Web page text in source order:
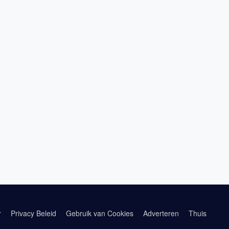
Privacy Beleid Gebruik van Cookies Adverteren Thuis